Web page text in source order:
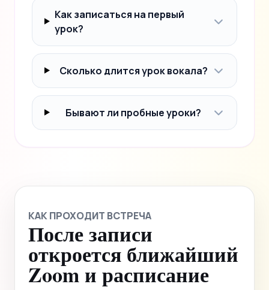
Как записаться на первый
урок?
Сколько длится урок вокала?
Бывают ли пробные уроки?
КАК ПРОХОДИТ ВСТРЕЧА
После записи
откроется ближайший
Zoom и расписание